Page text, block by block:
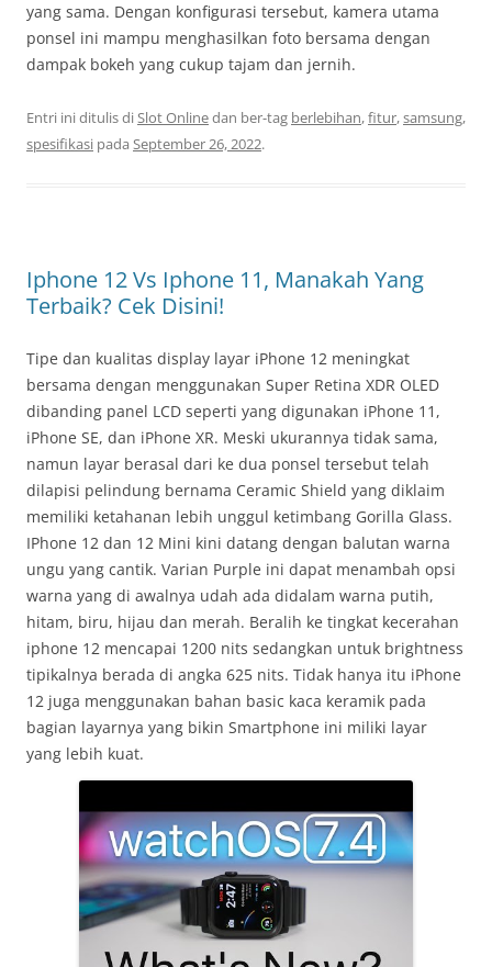
yang sama. Dengan konfigurasi tersebut, kamera utama
ponsel ini mampu menghasilkan foto bersama dengan
dampak bokeh yang cukup tajam dan jernih.
Entri ini ditulis diSlot Onlinedan ber-tag berlebihan,fitur,samsung,
spesifikasi pada September 26, 2022.
Iphone 12 Vs Iphone 11, Manakah Yang
Terbaik? Cek Disini!
Tipe dan kualitas display layar iPhone 12 meningkat
bersama dengan menggunakan Super Retina XDR OLED
dibanding panel LCD seperti yang digunakan iPhone 11,
iPhone SE, dan iPhone XR. Meski ukurannya tidak sama,
namun layar berasal dari ke dua ponsel tersebut telah
dilapisi pelindung bernama Ceramic Shield yang diklaim
memiliki ketahanan lebih unggul ketimbang Gorilla Glass.
IPhone 12 dan 12 Mini kini datang dengan balutan warna
ungu yang cantik. Varian Purple ini dapat menambah opsi
warna yang di awalnya udah ada didalam warna putih,
hitam, biru, hijau dan merah. Beralih ke tingkat kecerahan
iphone 12 mencapai 1200 nits sedangkan untuk brightness
tipikalnya berada di angka 625 nits. Tidak hanya itu iPhone
12 juga menggunakan bahan basic kaca keramik pada
bagian layarnya yang bikin Smartphone ini miliki layar
yang lebih kuat.